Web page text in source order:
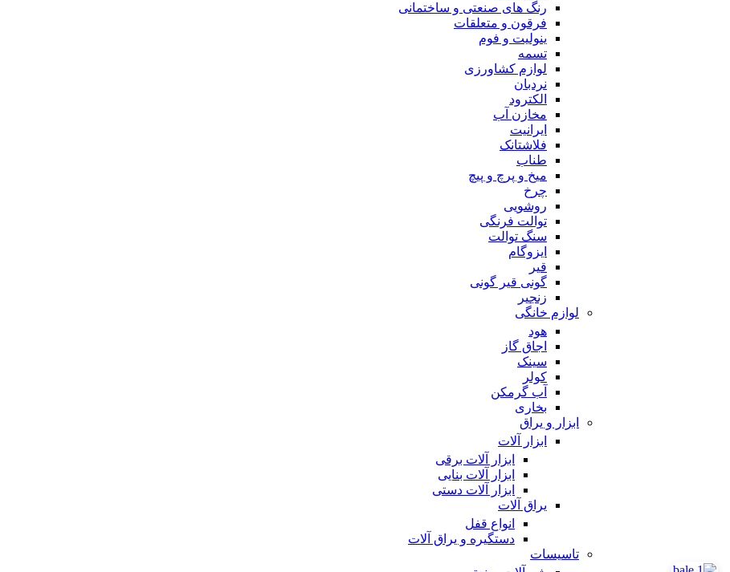
رنگ های صنعتی و ساختمانی
فرقون و متعلقات
ینولیت و فوم
تسمه
لوازم کشاورزی
نردبان
الکترود
مخازن آب
ایرانیت
فلاشتانک
طناب
میخ و پرچ و پیچ
چرخ
روشویی
توالت فرنگی
سنگ توالت
ایزوگام
قیر
گونی قیر گونی
زنجیر
لوازم خانگی
هود
اجاق گاز
سینک
کولر
آب گرمکن
بخاری
ابزار و یراق
ابزار آلات
ابزار آلات برقی
ابزار آلات بنایی
ابزار آلات دستی
یراق آلات
انواع قفل
دستگیره و یراق آلات
تاسیسات